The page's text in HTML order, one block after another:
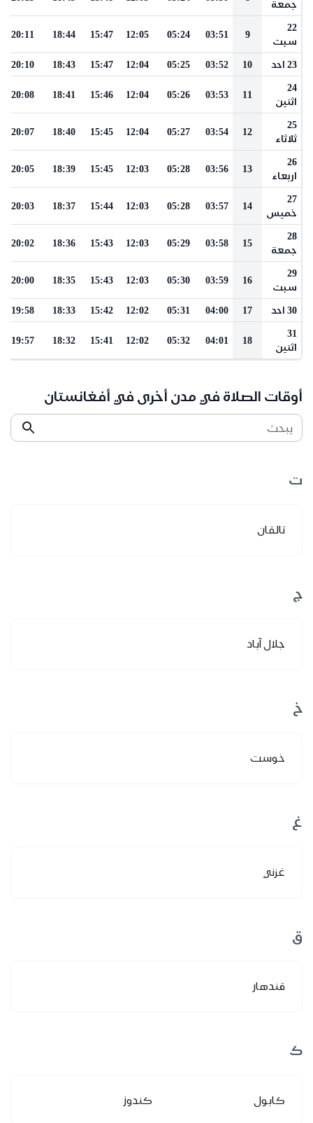
جمعة
22
سبت
9
03:51
05:24
12:05
15:47
18:44
20:11
23 احد 10
03:52
05:25
12:04
15:47
18:43
20:10
24
اثنين
11
03:53
05:26
12:04
15:46
18:41
20:08
25
ثلاثاء
12
03:54
05:27
12:04
15:45
18:40
20:07
26
اربعاء
13
03:56
05:28
12:03
15:45
18:39
20:05
27
خميس
14
03:57
05:28
12:03
15:44
18:37
20:03
28
جمعة
15
03:58
05:29
12:03
15:43
18:36
20:02
29
سبت
16
03:59
05:30
12:03
15:43
18:35
20:00
30 احد 17
04:00
05:31
12:02
15:42
18:33
19:58
31
اثنين
18
04:01
05:32
12:02
15:41
18:32
19:57
أوقات الصلاة في مدن أخرى في أفغانستان
يبحث
ت
تالقان
ج
جلال آباد
خ
خوست
غ
غزني
ق
قندهار
ك
كابول كندوز